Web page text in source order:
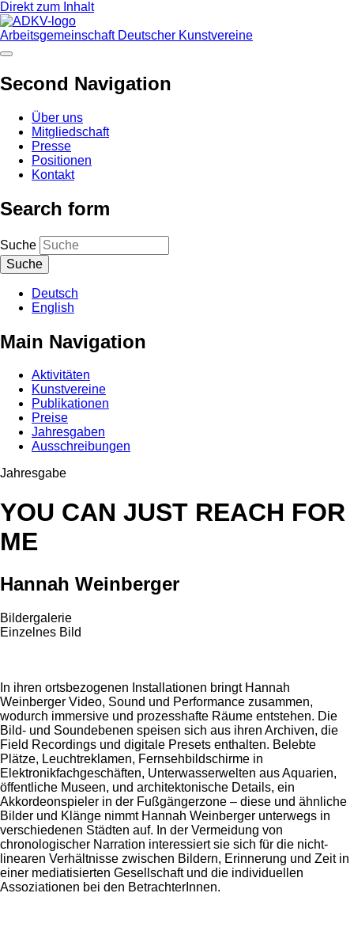
Direkt zum Inhalt
Arbeitsgemeinschaft Deutscher Kunstvereine
Second Navigation
Über uns
Mitgliedschaft
Presse
Positionen
Kontakt
Search form
Suche
Deutsch
English
Main Navigation
Aktivitäten
Kunstvereine
Publikationen
Preise
Jahresgaben
Ausschreibungen
Jahresgabe
YOU CAN JUST REACH FOR
ME
Hannah Weinberger
Bildergalerie
Einzelnes Bild
In ihren ortsbezogenen Installationen bringt Hannah
Weinberger Video, Sound und Performance zusammen,
wodurch immersive und prozesshafte Räume entstehen. Die
Bild- und Soundebenen speisen sich aus ihren Archiven, die
Field Recordings und digitale Presets enthalten. Belebte
Plätze, Leuchtreklamen, Fernsehbildschirme in
Elektronikfachgeschäften, Unterwasserwelten aus Aquarien,
öffentliche Museen, und architektonische Details, ein
Akkordeonspieler in der Fußgängerzone – diese und ähnliche
Bilder und Klänge nimmt Hannah Weinberger unterwegs in
verschiedenen Städten auf. In der Vermeidung von
chronologischer Narration interessiert sie sich für die nicht-
linearen Verhältnisse zwischen Bildern, Erinnerung und Zeit in
einer mediatisierten Gesellschaft und die individuellen
Assoziationen bei den BetrachterInnen.